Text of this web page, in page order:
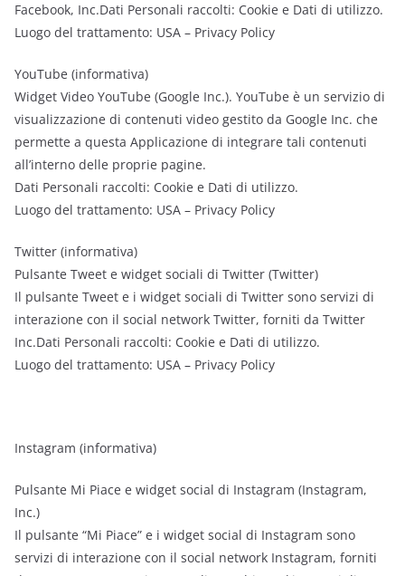
Facebook, Inc.Dati Personali raccolti: Cookie e Dati di utilizzo.
Luogo del trattamento: USA – Privacy Policy
YouTube (informativa)
Widget Video YouTube (Google Inc.). YouTube è un servizio di
visualizzazione di contenuti video gestito da Google Inc. che
permette a questa Applicazione di integrare tali contenuti
all’interno delle proprie pagine.
Dati Personali raccolti: Cookie e Dati di utilizzo.
Luogo del trattamento: USA – Privacy Policy
Twitter (informativa)
Pulsante Tweet e widget sociali di Twitter (Twitter)
Il pulsante Tweet e i widget sociali di Twitter sono servizi di
interazione con il social network Twitter, forniti da Twitter
Inc.Dati Personali raccolti: Cookie e Dati di utilizzo.
Luogo del trattamento: USA – Privacy Policy
Instagram (informativa)
Pulsante Mi Piace e widget social di Instagram (Instagram,
Inc.)
Il pulsante “Mi Piace” e i widget social di Instagram sono
servizi di interazione con il social network Instagram, forniti